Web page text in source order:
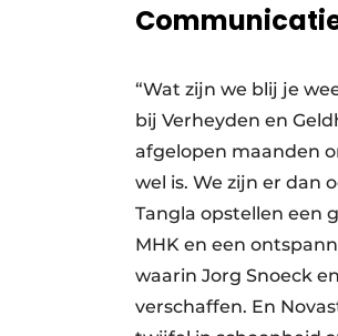
“Wat zijn we blij je
bij Verheyden en
afgelopen maanden
wel is. We zijn er dan
Tangla opstellen een
MHK en een
waarin Jorg Snoeck
verschaffen. En